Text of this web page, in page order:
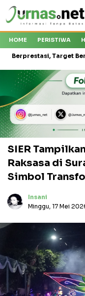
HOME PERISTIWA
Target Bentuk 30
SIER
Raksasa di
Simbol
Insani
Minggu, 17 Mei